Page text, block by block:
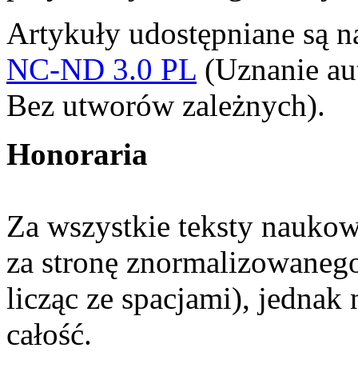
Artykuły udostępniane są
NC-ND 3.0 PL (Uznanie
Bez utworów zależnych).
Honoraria
Za wszystkie teksty
za stronę
licząc ze spacjami), jednak
całość.